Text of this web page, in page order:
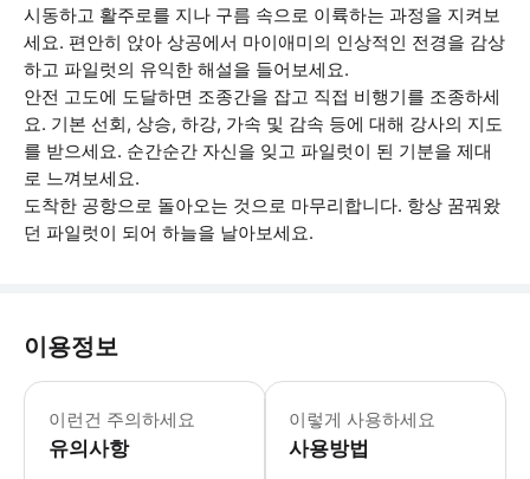
시동하고 활주로를 지나 구름 속으로 이륙하는 과정을 지켜보
세요. 편안히 앉아 상공에서 마이애미의 인상적인 전경을 감상
하고 파일럿의 유익한 해설을 들어보세요.
안전 고도에 도달하면 조종간을 잡고 직접 비행기를 조종하세
요. 기본 선회, 상승, 하강, 가속 및 감속 등에 대해 강사의 지도
를 받으세요. 순간순간 자신을 잊고 파일럿이 된 기분을 제대
로 느껴보세요.
도착한 공항으로 돌아오는 것으로 마무리합니다. 항상 꿈꿔왔
던 파일럿이 되어 하늘을 날아보세요.
이용정보
이런건 주의하세요
유의사항
기내에는 핸드백과 카메라 가방만 허
이렇게 사용하세요
사용방법